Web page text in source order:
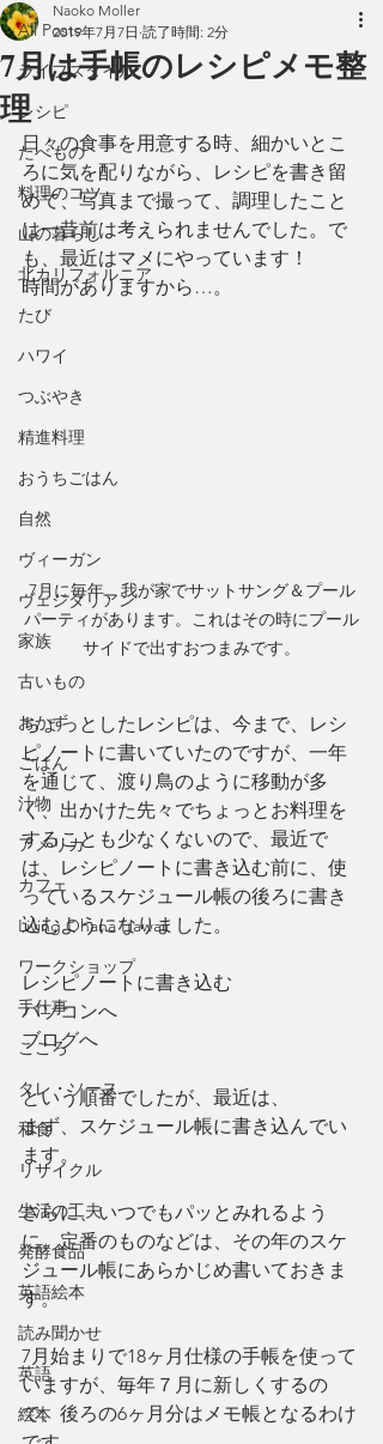
All Posts
ライフスタイル
レシピ
たべもの
料理のコツ
山の暮らし
北カリフォルニア
たび
ハワイ
つぶやき
精進料理
おうちごはん
自然
ヴィーガン
ヴェジタリアン
家族
古いもの
おかず
ごはん
汁物
アメリカ
カフェ
Living Ohana Hawaii
ワークショップ
手仕事
こころ
タレ・ソース
和食
リサイクル
生活の工夫
発酵食品
英語絵本
読み聞かせ
英語
絵本
7月は手帳のレシピメモ整
理
Naoko Moller
2019年7月7日 読了時間: 2分
日々の食事を用意する時、細かいとこ
ろに気を配りながら、レシピを書き留
めて、写真まで撮って、調理したこと
は一昔前は考えられませんでした。で
も、最近はマメにやっています！
時間がありますから…。
7月に毎年、我が家でサットサング＆プール
パーティがあります。これはその時にプール
サイドで出すおつまみです。
ちょっとしたレシピは、今まで、レシ
ピノートに書いていたのですが、一年
を通じて、渡り鳥のように移動が多
く、出かけた先々でちょっとお料理を
することも少なくないので、最近で
は、レシピノートに書き込む前に、使
っているスケジュール帳の後ろに書き
込むようになりました。
レシピノートに書き込む
パソコンへ
ブログへ
という順番でしたが、最近は、
まず、スケジュール帳に書き込んでい
ます。
さらに、いつでもパッとみれるよう
に、定番のものなどは、その年のスケ
ジュール帳にあらかじめ書いておきま
す。
7月始まりで18ヶ月仕様の手帳を使って
いますが、毎年７月に新しくするの
で、後ろの6ヶ月分はメモ帳となるわけ